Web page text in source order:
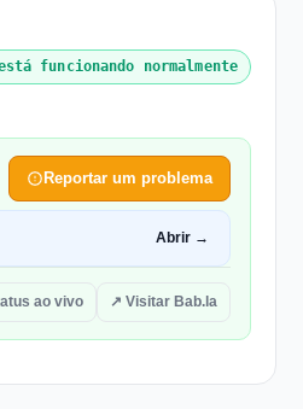
funcionando normalmente
Reportar um problema
Abrir →
ao vivo ↗ Visitar Bab.la